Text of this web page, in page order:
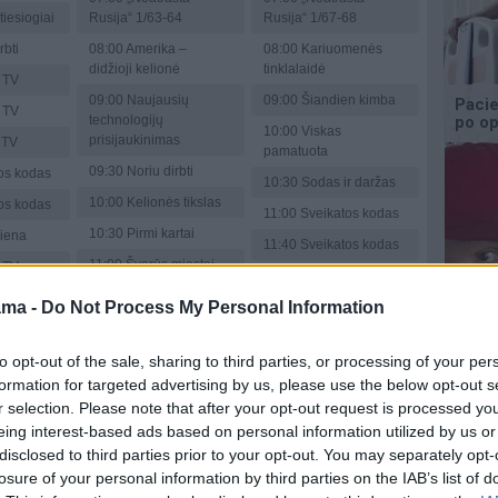
- Do Not Process My Personal Information
opt-out of the sale, sharing to third parties, or processing of your
for targeted advertising by us, please use the below opt-out
selection. Please note that after your opt-out request is processed
interest-based ads based on personal information utilized by us
to third parties prior to your opt-out. You may separately
of your personal information by third parties on the IAB’s list of
kodas
kodas
su
Rusija“ 1/63-64
08:00 Amerika –
didžioji kelionė
09:00 Naujausių
technologijų
prisijaukinimas
09:30 Noriu dirbti
10:00 Kelionės tikslas
10:30 Pirmi kartai
11:00Švarūs miestai
13:00„Senis“ 2008/1.
Detektyvinis serialas.
Vokietija. 2002-2008.
14:30„Senis“ 2008/2.
Detektyvinis serialas.
Vokietija. 2002-2008.
Rusija“ 1/67-68
08:00 Kariuomenės
tinklalaidė
09:00 Šiandien kimba
10:00 Viskas
pamatuota
10:30 Sodas ir daržas
11:00 Sveikatos kodas
11:40 Sveikatos kodas
Vokietija. 2002-2008.
14:30
Detektyvinis serialas.
Vokietija. 2002-2008.
16:00
Žinios